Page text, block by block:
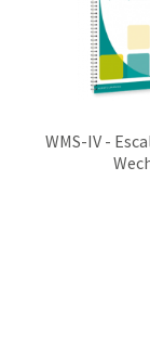
WMS-IV -